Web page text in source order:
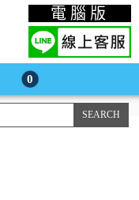
電腦版
0